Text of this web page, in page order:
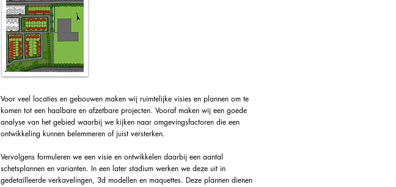
Voor veel locaties en gebouwen maken wij ruimtelijke visies en plannen om te
komen tot een haalbare en afzetbare projecten. Vooraf maken wij een goede
analyse van het gebied waarbij we kijken naar omgevingsfactoren die een
ontwikkeling kunnen belemmeren of juist versterken.
Vervolgens formuleren we een visie en ontwikkelen daarbij een aantal
schetsplannen en varianten. In een later stadium werken we deze uit in
gedetailleerde verkavelingen, 3d modellen en maquettes. Deze plannen dienen